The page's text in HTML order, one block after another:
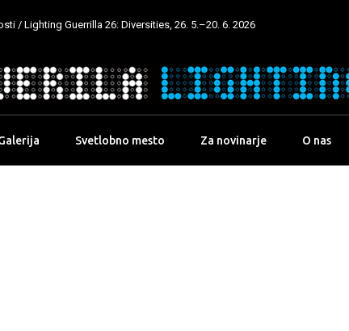
/ Lighting Guerrilla 26: Diversities, 26. 5.–20. 6. 2026
Svetlobno mesto Za novinarje O nas